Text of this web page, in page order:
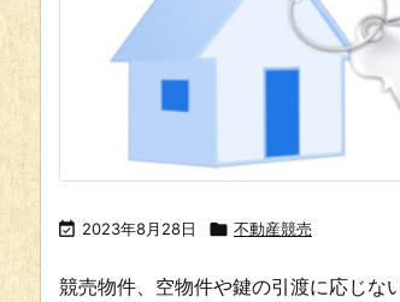
 2023年8月28日  不動産競売
競売物件、空物件や鍵の引渡に応じな